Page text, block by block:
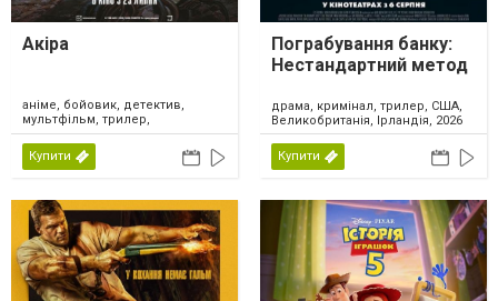
Акіра
аніме, бойовик, детектив,
мультфільм, трилер,
фантастика, Японія, 2026
Купити
Пограбування банку:
Нестандартний метод
драма, кримінал, трилер, США,
Великобританія, Ірландія, 2026
Купити